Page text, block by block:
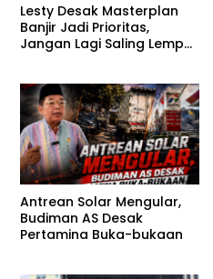
Lesty Desak Masterplan
Banjir Jadi Prioritas,
Jangan Lagi Saling Lempar
Antrean Solar Mengular,
Budiman AS Desak
Pertamina Buka-bukaan